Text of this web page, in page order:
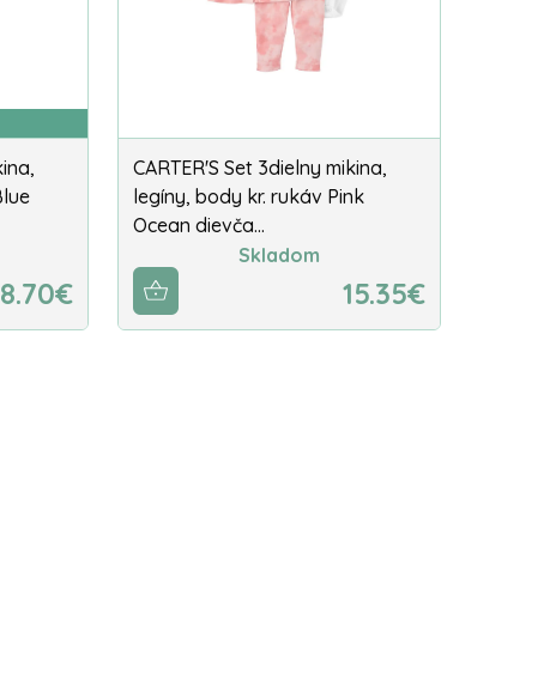
CARTER'S Set 3dielny mikina,
legíny, body kr. rukáv Pink
Ocean dievča…
Skladom
15.35€